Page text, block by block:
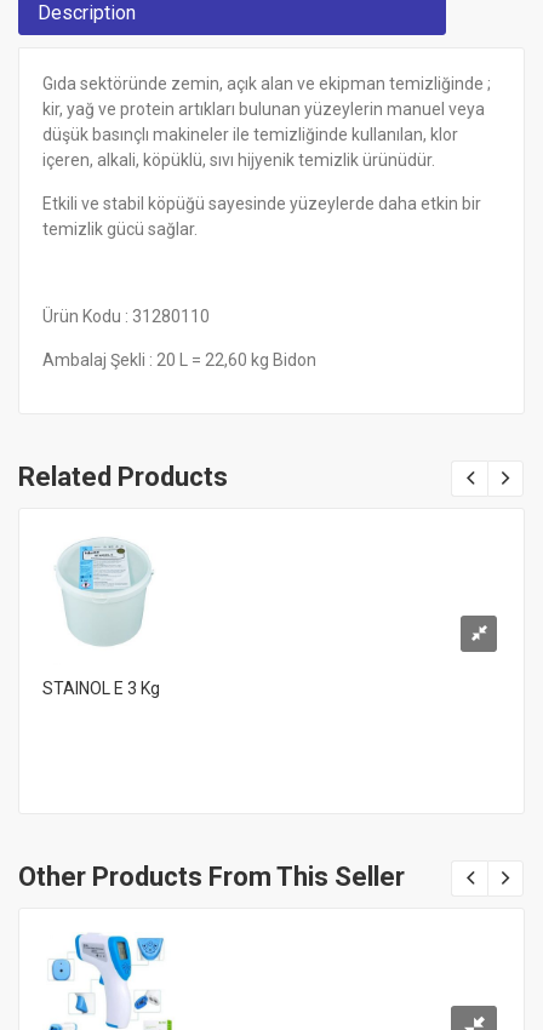
Description
Gıda sektöründe zemin, açık alan ve ekipman temizliğinde ;
kir, yağ ve protein artıkları bulunan yüzeylerin manuel veya
düşük basınçlı makineler ile temizliğinde kullanılan, klor
içeren, alkali, köpüklü, sıvı hijyenik temizlik ürünüdür.
Etkili ve stabil köpüğü sayesinde yüzeylerde daha etkin bir
temizlik gücü sağlar.
Ürün Kodu : 31280110
Ambalaj Şekli : 20 L = 22,60 kg Bidon
Related Products
STAINOL E 3 Kg
Other Products From This Seller